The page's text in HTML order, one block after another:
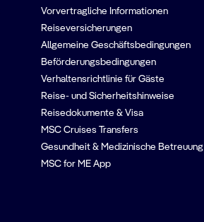
Vorvertragliche Informationen
Reiseversicherungen
Allgemeine Geschäftsbedingungen
Beförderungsbedingungen
Verhaltensrichtlinie für Gäste
Reise- und Sicherheitshinweise
Reisedokumente & Visa
MSC Cruises Transfers
Gesundheit & Medizinische Betreuung
MSC for ME App